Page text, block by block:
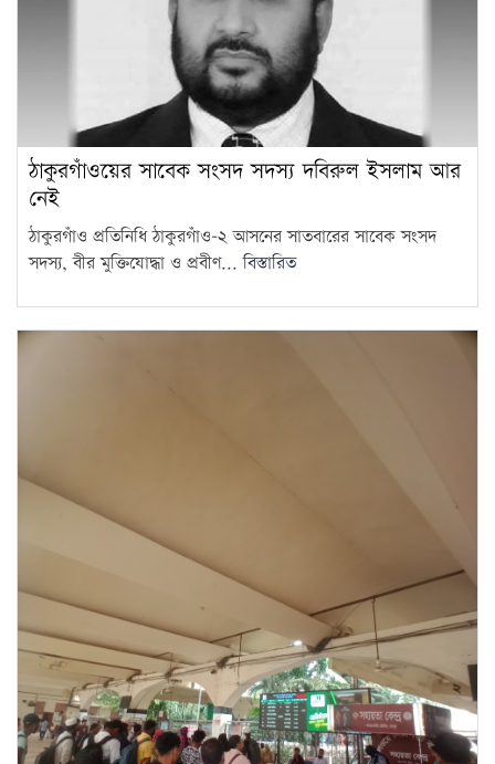
নিরাপত্তা ব্যবস্থা
ভবদহে জলাবদ্ধতার স্থায়ী সমাধানের
দাবিতে যশোরে অবস্থান কর্মসূচি
14
গাজীপুরে পরীক্ষায় অসদুপায়: ৩০
15
সরকারি দপ্তরে এআই ব্যবহারে যে
ঠাকুরগাঁওয়ের সাবেক সংসদ সদস্য দবিরুল ইসলাম আর
নেই
ঠাকুরগাঁও প্রতিনিধি ঠাকুরগাঁও-২ আসনের সাতবারের সাবেক সংসদ
সদস্য, বীর মুক্তিযোদ্ধা ও প্রবীণ...বিস্তারিত